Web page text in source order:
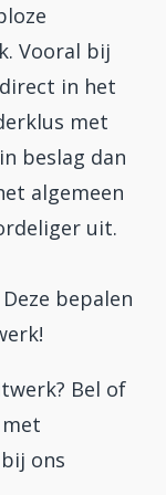
Vooral bij
in het
met
beslag dan
algemeen
uit.
bepalen
Bel of
ons